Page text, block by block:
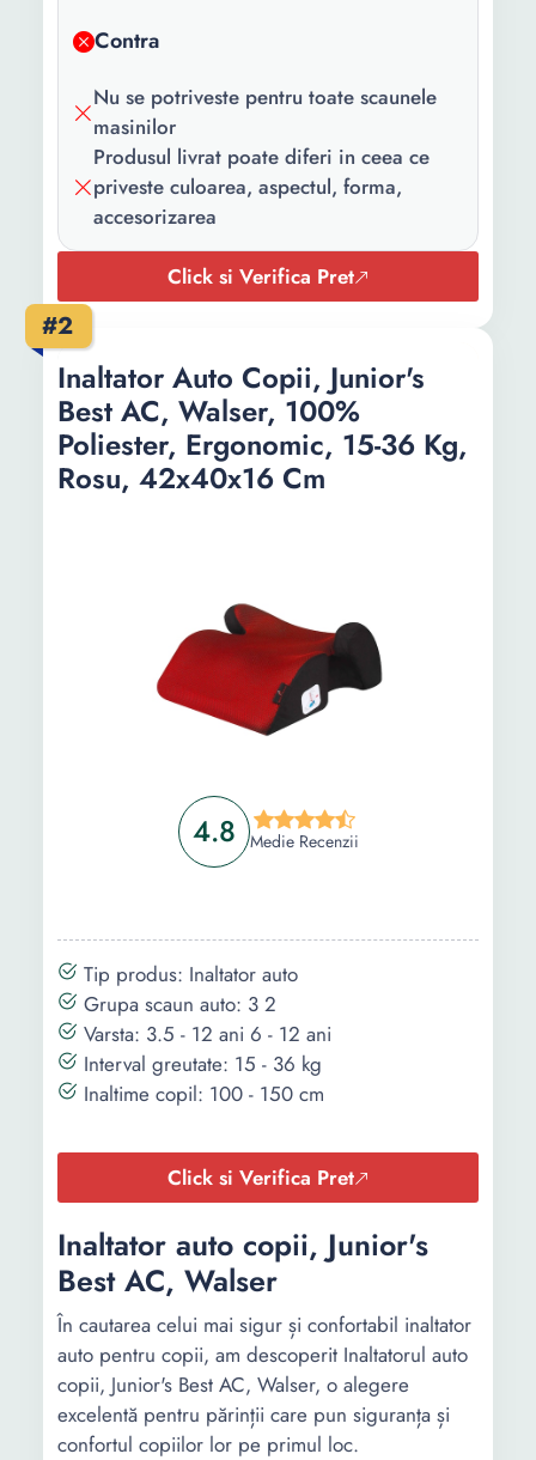
Latime:
Adancime:
38 cm
Contra
Nu se potriveste pentru toate scaunele
masinilor
Produsul livrat poate diferi in ceea ce
priveste culoarea, aspectul, forma,
accesorizarea
Click si Verifica Pret
#2
4.8 Medie Recenzii
Inaltator Auto Copii, Junior's
Best AC, Walser, 100%
Poliester, Ergonomic, 15-36 Kg,
Rosu, 42x40x16 Cm
Tip produs: Inaltator auto
Grupa scaun auto: 3 2
Varsta: 3.5 - 12 ani 6 - 12 ani
Interval greutate: 15 - 36 kg
Inaltime copil: 100 - 150 cm
Click si Verifica Pret
Inaltator auto copii, Junior's
Best AC, Walser
În cautarea celui mai sigur și confortabil inaltator
auto pentru copii, am descoperit Inaltatorul auto
copii, Junior's Best AC, Walser, o alegere
excelentă pentru părinții care pun siguranța și
confortul copiilor lor pe primul loc.